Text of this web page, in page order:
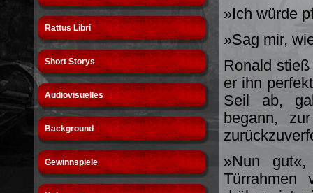
Rattus Libri
Short Storys
Audiovisuelles
Background
Gewinnspiele
»Ich würde
»Sag mir,
Ronald
er ihn
Seil ab,
begann,
»Nun
Türrahmen